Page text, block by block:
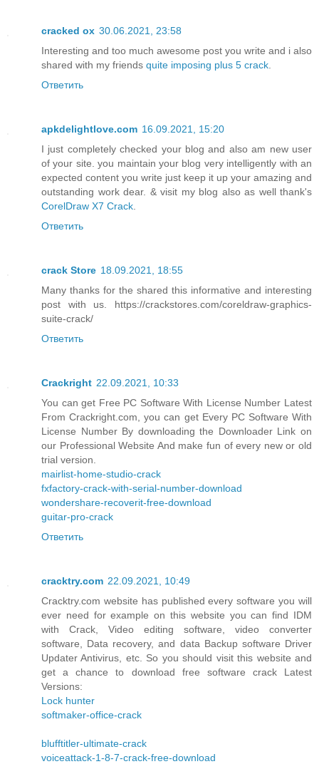
cracked ox 30.06.2021, 23:58
Interesting and too much awesome post you write and i also
shared with my friends quite imposing plus 5 crack
Ответить
apkdelightlove.com 16.09.2021, 15:20
I just completely checked your blog and also am new user
of your site. you maintain your blog very intelligently with an
expected content you write just keep it up your amazing and
outstanding work dear. & visit my blog also as well thank's
CorelDraw X7 Crack
Ответить
crack Store 18.09.2021, 18:55
Many thanks for the shared this informative and interesting
post with us. https://crackstores.com/coreldraw-graphics-
suite-crack/
Ответить
Crackright 22.09.2021, 10:33
You can get Free PC Software With License Number Latest
From Crackright.com, you can get Every PC Software With
License Number By downloading the Downloader Link on
our Professional Website And make fun of every new or old
trial version.
mairlist-home-studio-crack
fxfactory-crack-with-serial-number-download
wondershare-recoverit-free-download
guitar-pro-crack
Ответить
cracktry.com 22.09.2021, 10:49
Cracktry.com website has published every software you will
ever need for example on this website you can find IDM
with Crack, Video editing software, video converter
software, Data recovery, and data Backup software Driver
Updater Antivirus, etc. So you should visit this website and
get a chance to download free software crack Latest
Versions:
Lock hunter
softmaker-office-crack
blufftitler-ultimate-crack
voiceattack-1-8-7-crack-free-download